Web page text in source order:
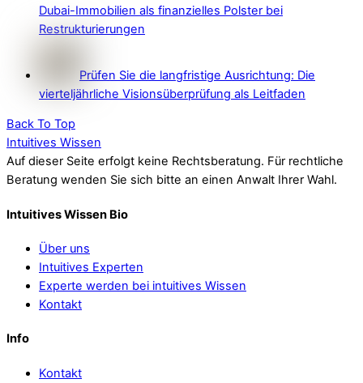
Dubai-Immobilien als finanzielles Polster bei
Restrukturierungen
Prüfen Sie die langfristige Ausrichtung: Die
vierteljährliche Visionsüberprüfung als Leitfaden
Back To Top
Intuitives Wissen
Auf dieser Seite erfolgt keine Rechtsberatung. Für rechtliche
Beratung wenden Sie sich bitte an einen Anwalt Ihrer Wahl.
Intuitives Wissen Bio
Über uns
Intuitives Experten
Experte werden bei intuitives Wissen
Kontakt
Info
Kontakt